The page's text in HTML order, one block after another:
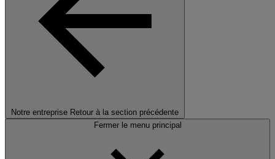
Notre entreprise Retour à la section précédente
Fermer le menu principal